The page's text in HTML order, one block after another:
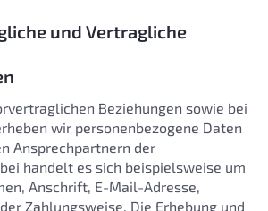
und Vertragliche
Beziehungen sowie bei
wir personenbezogene Daten
Ansprechpartnern der
handelt es sich beispielsweise um
Anschrift, E-Mail-Adresse,
Zahlungsweise. Die Erhebung und